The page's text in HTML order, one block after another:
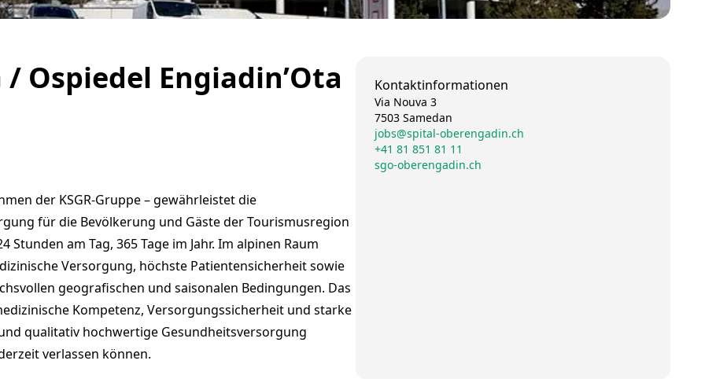
Ospiedel Engiadin’Ota
der KSGR-Gruppe – gewährleistet die
für die Bevölkerung und Gäste der Tourismusregion
am Tag, 365 Tage im Jahr. Im alpinen Raum
Versorgung, höchste Patientensicherheit sowie
geografischen und saisonalen Bedingungen. Das
Kompetenz, Versorgungssicherheit und starke
qualitativ hochwertige Gesundheitsversorgung
verlassen können.
Kontaktinformationen
Via Nouva 3
7503 Samedan
jobs@spital-oberengadin.ch
+41 81 851 81 11
sgo-oberengadin.ch